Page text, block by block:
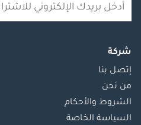
شركة
إتصل بنا
من نحن
الشروط والأحكام
السياسة الخاصة